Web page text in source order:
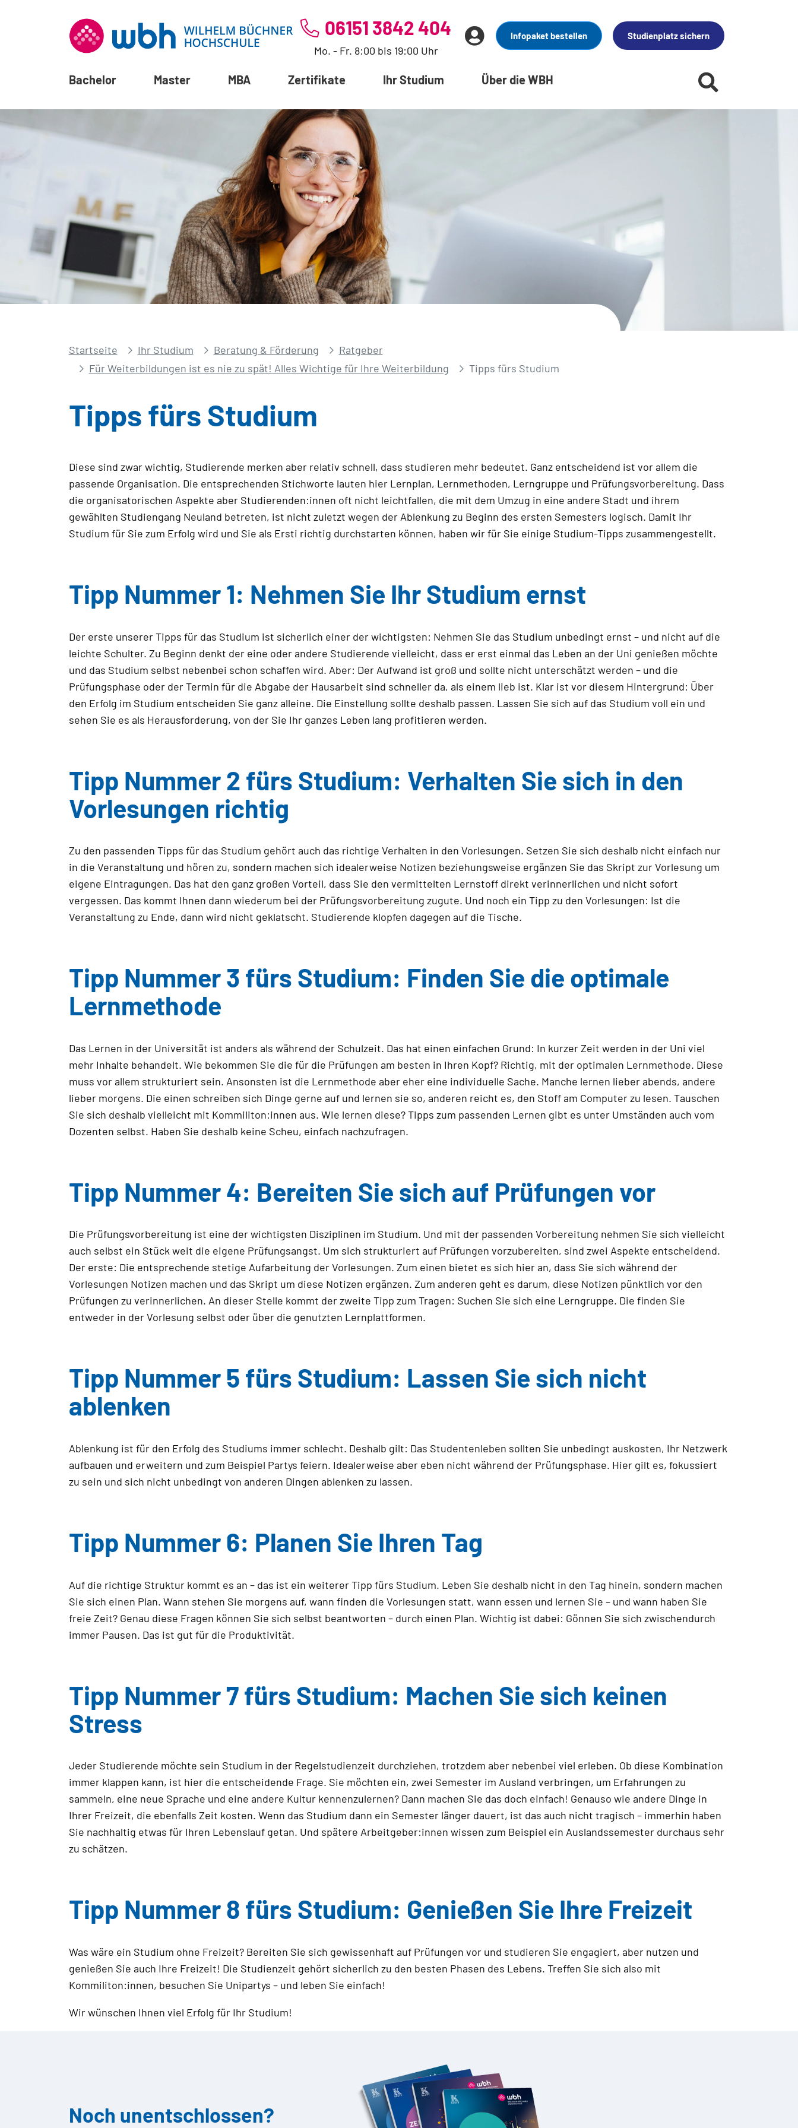
06151 3842 404
Mo. - Fr. 8:00 bis 19:00 Uhr
Infopaket bestellen Studienplatz sichern
Bachelor Master MBA Zertifikate Ihr Studium Über die WBH
Startseite Ihr Studium Beratung & Förderung
Ratgeber
Für Weiterbildungen ist es nie zu spät! Alles Wichtige für Ihre Weiterbildung
Tipps fürs Studium
Tipps fürs Studium
Diese sind zwar wichtig, Studierende merken aber relativ schnell, dass studieren mehr bedeutet. Ganz entscheidend ist vor allem die
passende Organisation. Die entsprechenden Stichworte lauten hier Lernplan, Lernmethoden, Lerngruppe und Prüfungsvorbereitung. Dass
die organisatorischen Aspekte aber Studierenden:innen oft nicht leichtfallen, die mit dem Umzug in eine andere Stadt und ihrem
gewählten Studiengang Neuland betreten, ist nicht zuletzt wegen der Ablenkung zu Beginn des ersten Semesters logisch. Damit Ihr
Studium für Sie zum Erfolg wird und Sie als Ersti richtig durchstarten können, haben wir für Sie einige Studium-Tipps zusammengestellt.
Tipp Nummer 1: Nehmen Sie Ihr Studium ernst
Der erste unserer Tipps für das Studium ist sicherlich einer der wichtigsten: Nehmen Sie das Studium unbedingt ernst – und nicht auf die
leichte Schulter. Zu Beginn denkt der eine oder andere Studierende vielleicht, dass er erst einmal das Leben an der Uni genießen möchte
und das Studium selbst nebenbei schon schaffen wird. Aber: Der Aufwand ist groß und sollte nicht unterschätzt werden – und die
Prüfungsphase oder der Termin für die Abgabe der Hausarbeit sind schneller da, als einem lieb ist. Klar ist vor diesem Hintergrund: Über
den Erfolg im Studium entscheiden Sie ganz alleine. Die Einstellung sollte deshalb passen. Lassen Sie sich auf das Studium voll ein und
sehen Sie es als Herausforderung, von der Sie Ihr ganzes Leben lang profitieren werden.
Tipp Nummer 2 fürs Studium: Verhalten Sie sich in den
Vorlesungen richtig
Zu den passenden Tipps für das Studium gehört auch das richtige Verhalten in den Vorlesungen. Setzen Sie sich deshalb nicht einfach nur
in die Veranstaltung und hören zu, sondern machen sich idealerweise Notizen beziehungsweise ergänzen Sie das Skript zur Vorlesung um
eigene Eintragungen. Das hat den ganz großen Vorteil, dass Sie den vermittelten Lernstoff direkt verinnerlichen und nicht sofort
vergessen. Das kommt Ihnen dann wiederum bei der Prüfungsvorbereitung zugute. Und noch ein Tipp zu den Vorlesungen: Ist die
Veranstaltung zu Ende, dann wird nicht geklatscht. Studierende klopfen dagegen auf die Tische.
Tipp Nummer 3 fürs Studium: Finden Sie die optimale
Lernmethode
Das Lernen in der Universität ist anders als während der Schulzeit. Das hat einen einfachen Grund: In kurzer Zeit werden in der Uni viel
mehr Inhalte behandelt. Wie bekommen Sie die für die Prüfungen am besten in Ihren Kopf? Richtig, mit der optimalen Lernmethode. Diese
muss vor allem strukturiert sein. Ansonsten ist die Lernmethode aber eher eine individuelle Sache. Manche lernen lieber abends, andere
lieber morgens. Die einen schreiben sich Dinge gerne auf und lernen sie so, anderen reicht es, den Stoff am Computer zu lesen. Tauschen
Sie sich deshalb vielleicht mit Kommiliton:innen aus. Wie lernen diese? Tipps zum passenden Lernen gibt es unter Umständen auch vom
Dozenten selbst. Haben Sie deshalb keine Scheu, einfach nachzufragen.
Tipp Nummer 4: Bereiten Sie sich auf Prüfungen vor
Die Prüfungsvorbereitung ist eine der wichtigsten Disziplinen im Studium. Und mit der passenden Vorbereitung nehmen Sie sich vielleicht
auch selbst ein Stück weit die eigene Prüfungsangst. Um sich strukturiert auf Prüfungen vorzubereiten, sind zwei Aspekte entscheidend.
Der erste: Die entsprechende stetige Aufarbeitung der Vorlesungen. Zum einen bietet es sich hier an, dass Sie sich während der
Vorlesungen Notizen machen und das Skript um diese Notizen ergänzen. Zum anderen geht es darum, diese Notizen pünktlich vor den
Prüfungen zu verinnerlichen. An dieser Stelle kommt der zweite Tipp zum Tragen: Suchen Sie sich eine Lerngruppe. Die finden Sie
entweder in der Vorlesung selbst oder über die genutzten Lernplattformen.
Tipp Nummer 5 fürs Studium: Lassen Sie sich nicht
ablenken
Ablenkung ist für den Erfolg des Studiums immer schlecht. Deshalb gilt: Das Studentenleben sollten Sie unbedingt auskosten, Ihr Netzwerk
aufbauen und erweitern und zum Beispiel Partys feiern. Idealerweise aber eben nicht während der Prüfungsphase. Hier gilt es, fokussiert
zu sein und sich nicht unbedingt von anderen Dingen ablenken zu lassen.
Tipp Nummer 6: Planen Sie Ihren Tag
Auf die richtige Struktur kommt es an – das ist ein weiterer Tipp fürs Studium. Leben Sie deshalb nicht in den Tag hinein, sondern machen
Sie sich einen Plan. Wann stehen Sie morgens auf, wann finden die Vorlesungen statt, wann essen und lernen Sie – und wann haben Sie
freie Zeit? Genau diese Fragen können Sie sich selbst beantworten – durch einen Plan. Wichtig ist dabei: Gönnen Sie sich zwischendurch
immer Pausen. Das ist gut für die Produktivität.
Tipp Nummer 7 fürs Studium: Machen Sie sich keinen
Stress
Jeder Studierende möchte sein Studium in der Regelstudienzeit durchziehen, trotzdem aber nebenbei viel erleben. Ob diese Kombination
immer klappen kann, ist hier die entscheidende Frage. Sie möchten ein, zwei Semester im Ausland verbringen, um Erfahrungen zu
sammeln, eine neue Sprache und eine andere Kultur kennenzulernen? Dann machen Sie das doch einfach! Genauso wie andere Dinge in
Ihrer Freizeit, die ebenfalls Zeit kosten. Wenn das Studium dann ein Semester länger dauert, ist das auch nicht tragisch – immerhin haben
Sie nachhaltig etwas für Ihren Lebenslauf getan. Und spätere Arbeitgeber:innen wissen zum Beispiel ein Auslandssemester durchaus sehr
zu schätzen.
Tipp Nummer 8 fürs Studium: Genießen Sie Ihre Freizeit
Was wäre ein Studium ohne Freizeit? Bereiten Sie sich gewissenhaft auf Prüfungen vor und studieren Sie engagiert, aber nutzen und
genießen Sie auch Ihre Freizeit! Die Studienzeit gehört sicherlich zu den besten Phasen des Lebens. Treffen Sie sich also mit
Kommiliton:innen, besuchen Sie Unipartys – und leben Sie einfach!
Wir wünschen Ihnen viel Erfolg für Ihr Studium!
Noch unentschlossen?